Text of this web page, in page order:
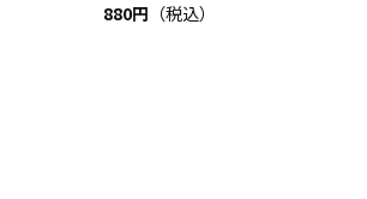
880円 （税込）